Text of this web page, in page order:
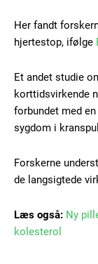
Free
Etiam est
Ut mollis
Nullam eu
Orci varius
Her fandt
hjertestop, ifølge
Et andet studie
korttidsvirkende
forbundet med
sygdom i
Forskerne
de langsigtede
Læs også: Ny
kolesterol